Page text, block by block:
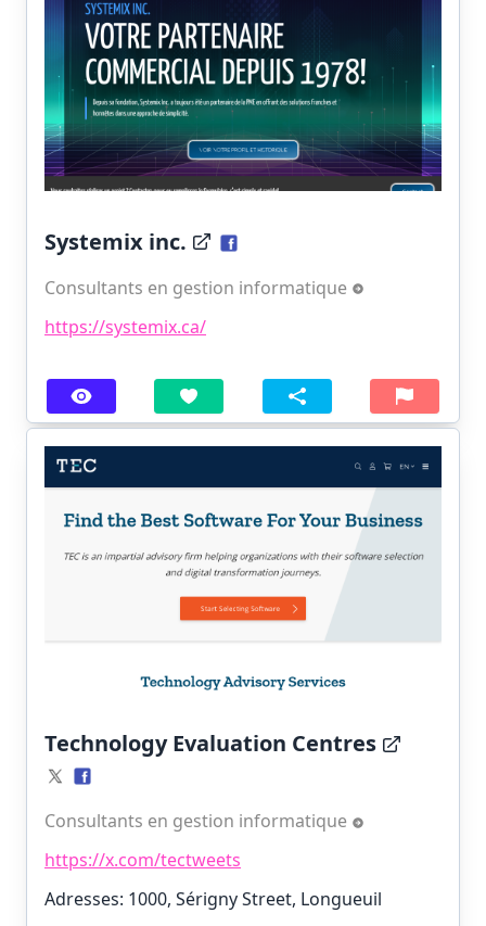
Systemix inc.
Consultants en gestion informatique
https://systemix.ca/
Technology Evaluation Centres
Consultants en gestion informatique
https://x.com/tectweets
Adresses: 1000, Sérigny Street, Longueuil